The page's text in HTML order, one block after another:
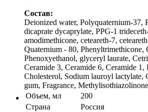
Состав:
Deionized water, Polyquaternium-37,
dicaprate dycaprylate, PPG-1
amodimethicone, ceteareth-7,
Quaternium - 80, Phenyltrimethicone,
Phenoxyethanol, glyceryl laurate,
Ceramide 3, Ceramide 6, Ceramide 1,
Cholesterol, Sodium lauroyl lactylate,
gum, Fragrance,
Объем, мл
200
Страна
Россия